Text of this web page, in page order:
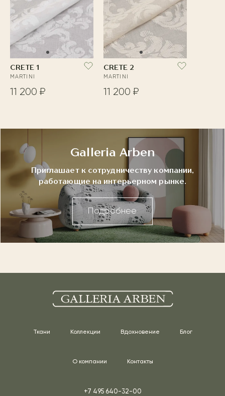
CRETE 1
MARTINI
11 200 ₽
CRETE 2
MARTINI
11 200 ₽
Galleria Arben
Приглашает к сотрудничеству компании,
работающие на интерьерном рынке.
Подробнее
Ткани Коллекции Вдохновение Блог
О компании Контакты
+7 495 640-32-00